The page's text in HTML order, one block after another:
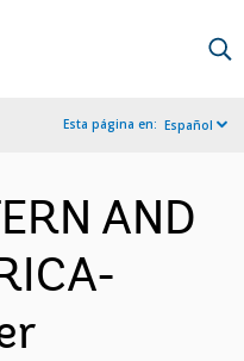
Esta página en: Español
AND